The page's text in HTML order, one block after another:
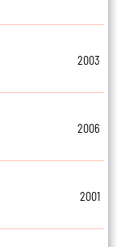
2003
2006
2001